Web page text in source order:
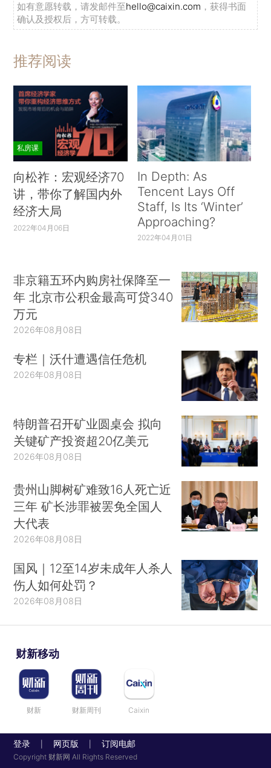
如有意愿转载，请发邮件至hello@caixin.com ，获得书面
确认及授权后，方可转载。
推荐阅读
私房课
向松祚：宏观经济70
讲，带你了解国内外
经济大局
2022年04月06日
In Depth: As
Tencent Lays Off
Staff, Is Its ‘Winter’
Approaching?
2022年04月01日
非京籍五环内购房社保降至一
年 北京市公积金最高可贷340
万元
2026年08月08日
专栏｜沃什遭遇信任危机
2026年08月08日
特朗普召开矿业圆桌会 拟向
关键矿产投资超20亿美元
2026年08月08日
贵州山脚树矿难致16人死亡近
三年 矿长涉罪被罢免全国人
大代表
2026年08月08日
国风｜12至14岁未成年人杀人
伤人如何处罚？
2026年08月08日
财新移动
财新 财新周刊 Caixin
登录 网页版 订阅电邮
Copyright 财新网 All Rights Reserved